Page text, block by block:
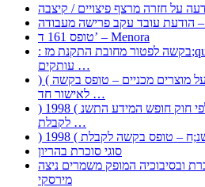
טופס 161 ד’ – Menora
: בקשה לפטור מחובת התקנת מז;quot&ח 3 טופס מספר ים ב
עותקים …
) ( פעמי להקלטת יצירות על מוצרים מכניים – טופס בקשה
לאישור חד …
) 1998 ( לפי חוק חופש המידע התשנ;quot&ח – טופס בקשה
לקבלת …
סוגי סוכרת בהריון
ובסיבוכיה המופק משמרים ניצה
מירסקי